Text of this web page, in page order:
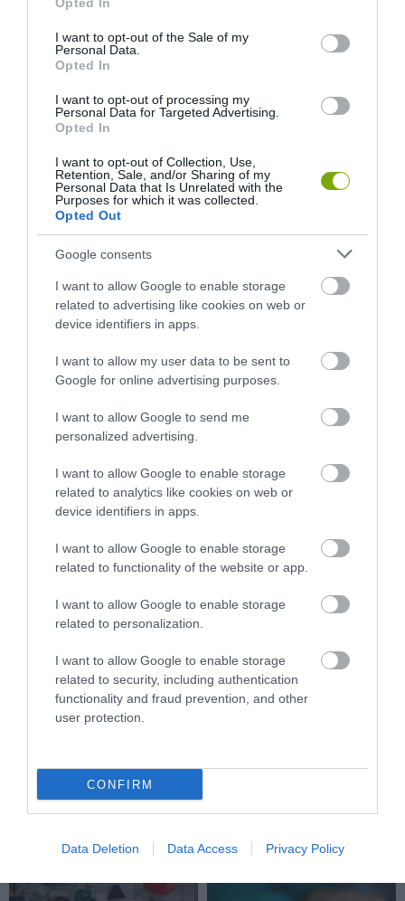
use your data for below specified purposes in below Google
consent section.
I want to opt-out of the Sale of my
Personal Data.
Opted In
I want to opt-out of processing my
Personal Data for Targeted Advertising.
Opted In
I want to opt-out of Collection, Use,
Retention, Sale, and/or Sharing of my
Personal Data that Is Unrelated with the
Purposes for which it was collected.
Opted Out
Google consents
I want to allow Google to enable storage
related to advertising like cookies on web or
device identifiers in apps.
I want to allow my user data to be sent to
Google for online advertising purposes.
I want to allow Google to send me
personalized advertising.
I want to allow Google to enable storage
related to analytics like cookies on web or
device identifiers in apps.
I want to allow Google to enable storage
related to functionality of the website or app.
I want to allow Google to enable storage
related to personalization.
I want to allow Google to enable storage
related to security, including authentication
functionality and fraud prevention, and other
user protection.
CONFIRM
Data Deletion Data Access Privacy Policy
POKÉMONOKRA HASONLÍTANAK A TÜNDÉRI JAPÁN
REPÜLŐMÓKUSOK
KÖVETKEZŐ CIKK
ITT A SZÜRET, ITT A MUSTGÁZ SZEZONJA!
HASONLÓ ÉRDEKESSÉGEK
HOGYAN HÚZNAK BE A
VILÁGÁBA? ÉS MIT TEHETSZ
2026-02-12